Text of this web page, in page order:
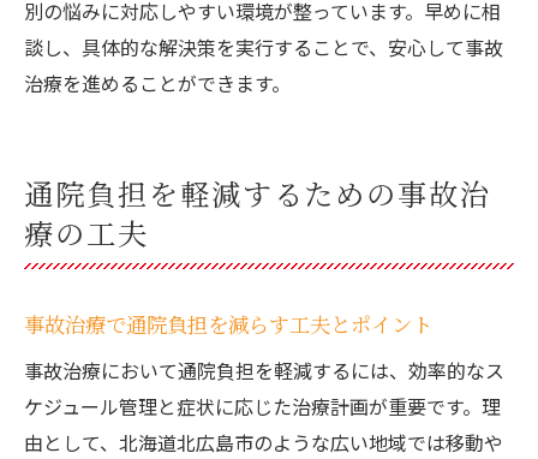
別の悩みに対応しやすい環境が整っています。早めに相
談し、具体的な解決策を実行することで、安心して事故
治療を進めることができます。
通院負担を軽減するための事故治
療の工夫
事故治療で通院負担を減らす工夫とポイント
事故治療において通院負担を軽減するには、効率的なス
ケジュール管理と症状に応じた治療計画が重要です。理
由として、北海道北広島市のような広い地域では移動や